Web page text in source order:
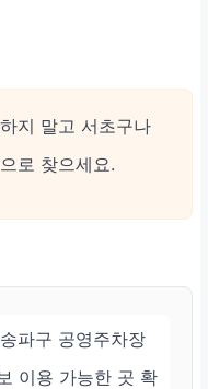
지 말고 서초구나
로 찾으세요.
파구 공영주차장
이용 가능한 곳 확